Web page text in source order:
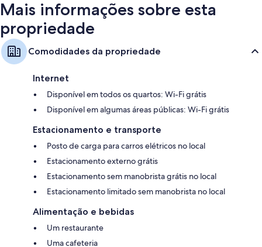
Mais informações sobre esta
propriedade
Comodidades da propriedade
Internet
Disponível em todos os quartos: Wi-Fi grátis
Disponível em algumas áreas públicas: Wi-Fi grátis
Estacionamento e transporte
Posto de carga para carros elétricos no local
Estacionamento externo grátis
Estacionamento sem manobrista grátis no local
Estacionamento limitado sem manobrista no local
Alimentação e bebidas
Um restaurante
Uma cafeteria